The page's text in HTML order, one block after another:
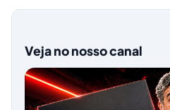
Veja no nosso canal